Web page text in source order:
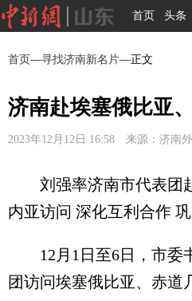
首页 头条
首页—寻找济南新名片—正文
济南赴埃塞俄比亚
2023年12月12日 16:58 来源：济南
刘强率济南市代表团
内亚访问 深化互利合作
12月1日至6日，市委
团访问埃塞俄比亚、赤道